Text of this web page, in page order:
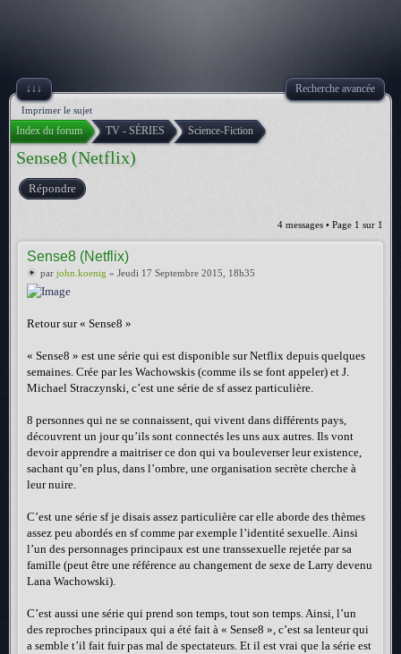
↓↓↓ Recherche avancée
Imprimer le sujet
Index du forum TV - SÉRIES Science-Fiction
Sense8 (Netflix)
Répondre
4 messages • Page 1 sur 1
Sense8 (Netflix)
par john.koenig » Jeudi 17 Septembre 2015, 18h35
Retour sur « Sense8 »
« Sense8 » est une série qui est disponible sur Netflix depuis quelques
semaines. Crée par les Wachowskis (comme ils se font appeler) et J.
Michael Straczynski, c’est une série de sf assez particulière.
8 personnes qui ne se connaissent, qui vivent dans différents pays,
découvrent un jour qu’ils sont connectés les uns aux autres. Ils vont
devoir apprendre a maitriser ce don qui va bouleverser leur existence,
sachant qu’en plus, dans l’ombre, une organisation secrète cherche à
leur nuire.
C’est une série sf je disais assez particulière car elle aborde des thèmes
assez peu abordés en sf comme par exemple l’identité sexuelle. Ainsi
l’un des personnages principaux est une transsexuelle rejetée par sa
famille (peut être une référence au changement de sexe de Larry devenu
Lana Wachowski).
C’est aussi une série qui prend son temps, tout son temps. Ainsi, l’un
des reproches principaux qui a été fait à « Sense8 », c’est sa lenteur qui
a semble t’il fait fuir pas mal de spectateurs. Et il est vrai que la série est